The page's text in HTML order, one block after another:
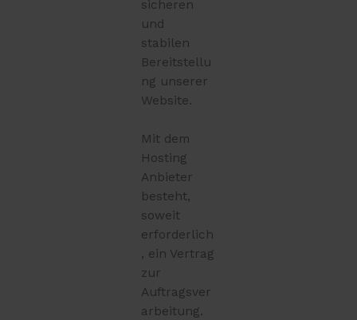
sicheren
und
stabilen
Bereitstellu
ng unserer
Website.
Mit dem
Hosting
Anbieter
besteht,
soweit
erforderlich
, ein Vertrag
zur
Auftragsver
arbeitung.